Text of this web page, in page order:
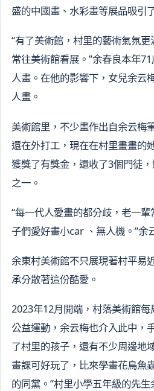
盛的中國畫、水彩畫等展品吸引
“有了美術館，村里的藝術氣氛
常往美術館看展。”余春良本年
人畫。在他的影響下，女兒余云
人畫。
美術館里，不少畫作出自余云梅
還在外打工，現在在村里畫畫的
獲獎了有獎金，還收了3個門徒
之一。
“每一代人愛畫的都分歧，老一
子們愛好畫小car 、無人機。”余
余東村美術館不只展現著村平易
承分散著這份酷愛。
2023年12月開端，村落美術館
公益運動，余云梅也介入此中，
了村里的孩子，還有不少周邊地
畫課可好玩了，比來學畫花鳥魚
的同黨。”村里小學五年級的先生